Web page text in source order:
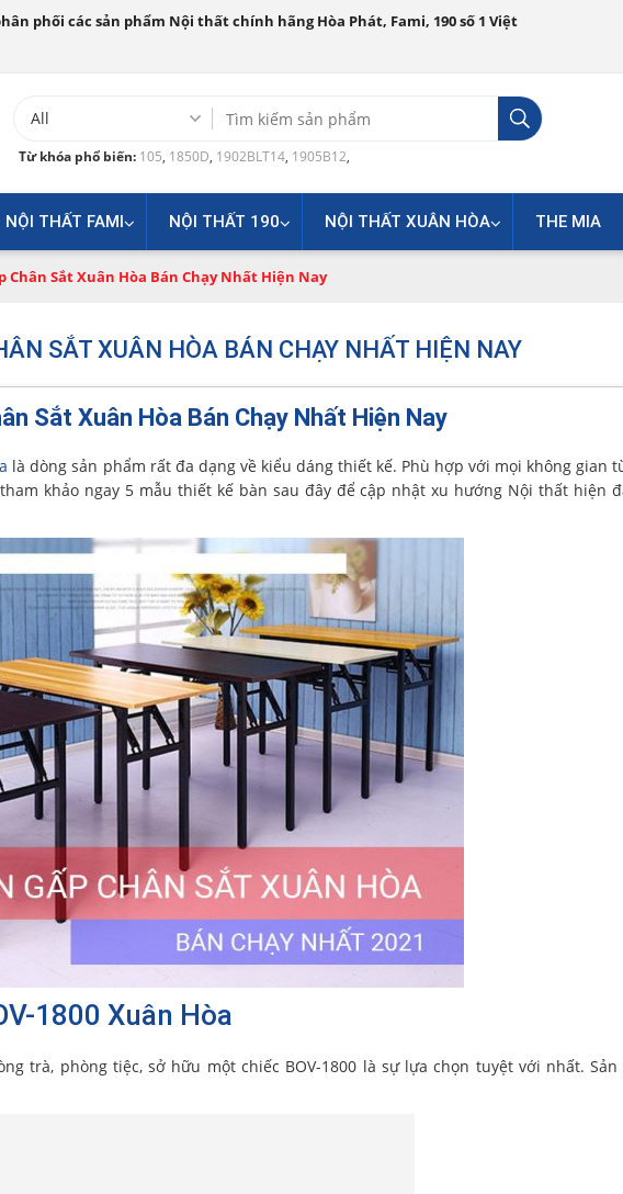
phối các sản phẩm Nội thất chính hãng Hòa Phát, Fami, 190 số 1 Việt
for:
Từ khóa phổ biến: 105, 1850D, 1902BLT14, 1905B12,
NỘI THẤT FAMI NỘI THẤT 190 NỘI THẤT XUÂN HÒA THE MIA
Chân Sắt Xuân Hòa Bán Chạy Nhất Hiện Nay
SẮT XUÂN HÒA BÁN CHẠY NHẤT HIỆN NAY
Sắt Xuân Hòa Bán Chạy Nhất Hiện Nay
là dòng sản phẩm rất đa dạng về kiểu dáng thiết kế. Phù hợp với mọi không gian
khảo ngay 5 mẫu thiết kế bàn sau đây để cập nhật xu hướng Nội thất hiện
1800 Xuân Hòa
trà, phòng tiệc, sở hữu một chiếc BOV-1800 là sự lựa chọn tuyệt với nhất.